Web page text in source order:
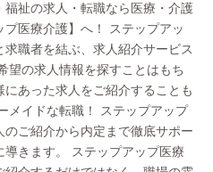
祉の求人・転職なら医療・介護
医療介護】へ！ ステップアッ
職者を結ぶ、求人紹介サービス
望の求人情報を探すことはもち
あった求人をご紹介することも
メイドな転職！ ステップアップ
ご紹介から内定まで徹底サポー
導きます。 ステップアップ医療